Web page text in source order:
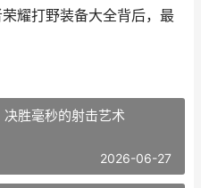
耀打野装备大全背后，最
胜毫秒的射击艺术
2026-06-27